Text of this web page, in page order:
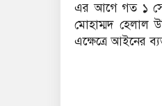
এর আগে গত ১
মোহাম্মদ হেলাল
এক্ষেত্রে আইনের